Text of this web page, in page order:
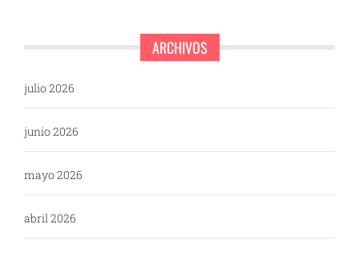
ARCHIVOS
julio 2026
junio 2026
mayo 2026
abril 2026